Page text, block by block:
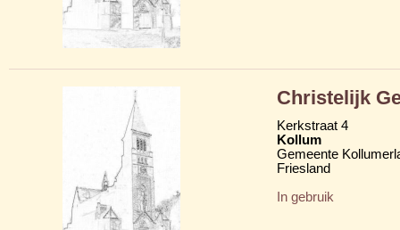
Christelijk
Kerkstraat 4
Kollum
Gemeente
Friesland
In gebruik